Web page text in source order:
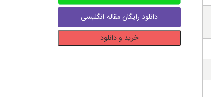
دانلود رایگان مقاله انگلیسی
ترجمه
خرید و دانلود